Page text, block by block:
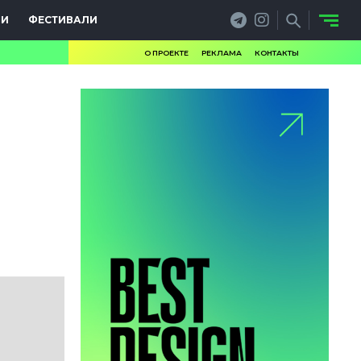
ФЕСТИВАЛИ
О ПРОЕКТЕ РЕКЛАМА КОНТАКТЫ